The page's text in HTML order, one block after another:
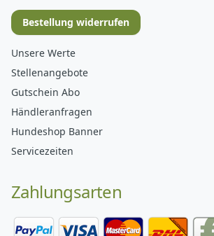
Bestellung widerrufen
Unsere Werte
Stellenangebote
Gutschein Abo
Händleranfragen
Hundeshop Banner
Servicezeiten
Zahlungsarten